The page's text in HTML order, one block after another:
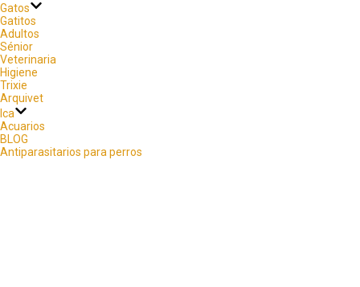
Gatos
Gatitos
Adultos
Sénior
Veterinaria
Higiene
Trixie
Arquivet
Ica
Acuarios
BLOG
Antiparasitarios para perros